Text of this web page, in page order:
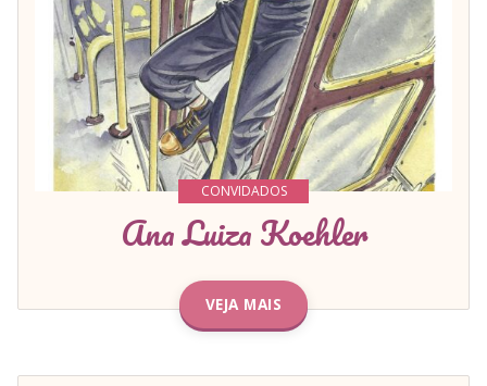
CONVIDADOS
Ana Luiza Koehler
VEJA MAIS